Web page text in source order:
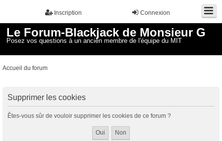
Connexion
Inscription
Le Forum-Blackjack de Monsieur G
Posez vos questions à un ancien membre de l'équipe du MIT
Accueil du forum
Supprimer les cookies
Êtes-vous sûr de vouloir supprimer les cookies de ce forum ?